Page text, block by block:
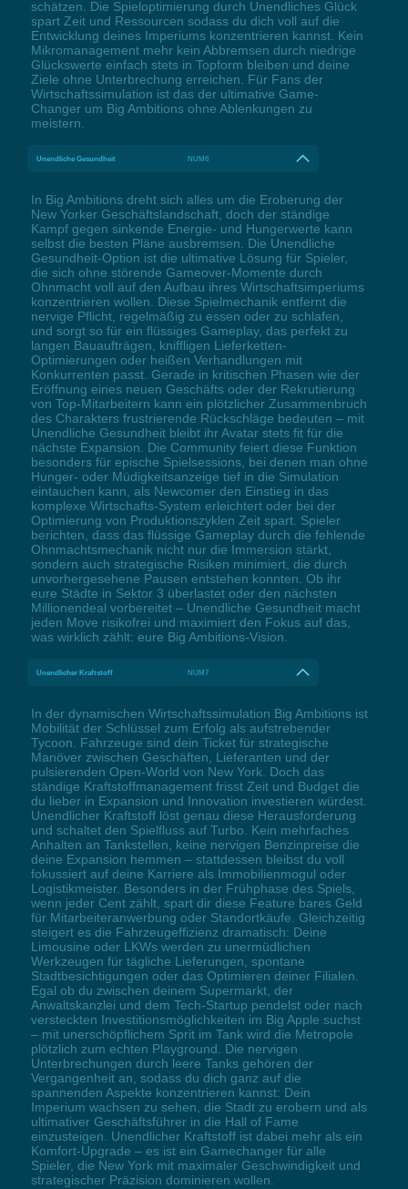
schätzen. Die Spieloptimierung durch Unendliches Glück
spart Zeit und Ressourcen sodass du dich voll auf die
Entwicklung deines Imperiums konzentrieren kannst. Kein
Mikromanagement mehr kein Abbremsen durch niedrige
Glückswerte einfach stets in Topform bleiben und deine
Ziele ohne Unterbrechung erreichen. Für Fans der
Wirtschaftssimulation ist das der ultimative Game-
Changer um Big Ambitions ohne Ablenkungen zu
meistern.
Unendliche Gesundheit NUM6
In Big Ambitions dreht sich alles um die Eroberung der
New Yorker Geschäftslandschaft, doch der ständige
Kampf gegen sinkende Energie- und Hungerwerte kann
selbst die besten Pläne ausbremsen. Die Unendliche
Gesundheit-Option ist die ultimative Lösung für Spieler,
die sich ohne störende Gameover-Momente durch
Ohnmacht voll auf den Aufbau ihres Wirtschaftsimperiums
konzentrieren wollen. Diese Spielmechanik entfernt die
nervige Pflicht, regelmäßig zu essen oder zu schlafen,
und sorgt so für ein flüssiges Gameplay, das perfekt zu
langen Bauaufträgen, kniffligen Lieferketten-
Optimierungen oder heißen Verhandlungen mit
Konkurrenten passt. Gerade in kritischen Phasen wie der
Eröffnung eines neuen Geschäfts oder der Rekrutierung
von Top-Mitarbeitern kann ein plötzlicher Zusammenbruch
des Charakters frustrierende Rückschläge bedeuten – mit
Unendliche Gesundheit bleibt ihr Avatar stets fit für die
nächste Expansion. Die Community feiert diese Funktion
besonders für epische Spielsessions, bei denen man ohne
Hunger- oder Müdigkeitsanzeige tief in die Simulation
eintauchen kann, als Newcomer den Einstieg in das
komplexe Wirtschafts-System erleichtert oder bei der
Optimierung von Produktionszyklen Zeit spart. Spieler
berichten, dass das flüssige Gameplay durch die fehlende
Ohnmachtsmechanik nicht nur die Immersion stärkt,
sondern auch strategische Risiken minimiert, die durch
unvorhergesehene Pausen entstehen konnten. Ob ihr
eure Städte in Sektor 3 überlastet oder den nächsten
Millionendeal vorbereitet – Unendliche Gesundheit macht
jeden Move risikofrei und maximiert den Fokus auf das,
was wirklich zählt: eure Big Ambitions-Vision.
Unendlicher Kraftstoff NUM7
In der dynamischen Wirtschaftssimulation Big Ambitions ist
Mobilität der Schlüssel zum Erfolg als aufstrebender
Tycoon. Fahrzeuge sind dein Ticket für strategische
Manöver zwischen Geschäften, Lieferanten und der
pulsierenden Open-World von New York. Doch das
ständige Kraftstoffmanagement frisst Zeit und Budget die
du lieber in Expansion und Innovation investieren würdest.
Unendlicher Kraftstoff löst genau diese Herausforderung
und schaltet den Spielfluss auf Turbo. Kein mehrfaches
Anhalten an Tankstellen, keine nervigen Benzinpreise die
deine Expansion hemmen – stattdessen bleibst du voll
fokussiert auf deine Karriere als Immobilienmogul oder
Logistikmeister. Besonders in der Frühphase des Spiels,
wenn jeder Cent zählt, spart dir diese Feature bares Geld
für Mitarbeiteranwerbung oder Standortkäufe. Gleichzeitig
steigert es die Fahrzeugeffizienz dramatisch: Deine
Limousine oder LKWs werden zu unermüdlichen
Werkzeugen für tägliche Lieferungen, spontane
Stadtbesichtigungen oder das Optimieren deiner Filialen.
Egal ob du zwischen deinem Supermarkt, der
Anwaltskanzlei und dem Tech-Startup pendelst oder nach
versteckten Investitionsmöglichkeiten im Big Apple suchst
– mit unerschöpflichem Sprit im Tank wird die Metropole
plötzlich zum echten Playground. Die nervigen
Unterbrechungen durch leere Tanks gehören der
Vergangenheit an, sodass du dich ganz auf die
spannenden Aspekte konzentrieren kannst: Dein
Imperium wachsen zu sehen, die Stadt zu erobern und als
ultimativer Geschäftsführer in die Hall of Fame
einzusteigen. Unendlicher Kraftstoff ist dabei mehr als ein
Komfort-Upgrade – es ist ein Gamechanger für alle
Spieler, die New York mit maximaler Geschwindigkeit und
strategischer Präzision dominieren wollen.